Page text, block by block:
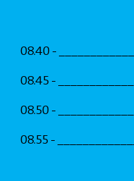
08.40 - _____________
08.45 - _____________
08.50 - _____________
08.55 - _____________